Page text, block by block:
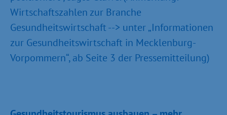
Wirtschaftszahlen zur Branche
Gesundheitswirtschaft --> unter „Informationen
zur Gesundheitswirtschaft in Mecklenburg-
Vorpommern“, ab Seite 3 der Pressemitteilung)